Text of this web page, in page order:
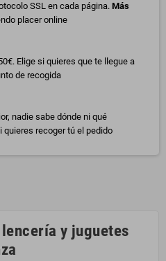
SSL en cada página. Más
placer online
Elige si quieres que te llegue a
de recogida
nadie sabe dónde ni qué
quieres recoger tú el pedido
y juguetes